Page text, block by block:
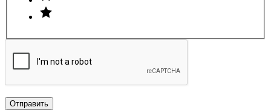
Отправить